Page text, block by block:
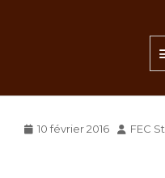
Catholique
Posted
10 février 2016 Author
FEC